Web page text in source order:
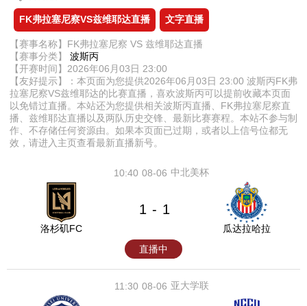
FK弗拉塞尼察VS兹维耶达直播 文字直播
【赛事名称】FK弗拉塞尼察 VS 兹维耶达直播
【赛事分类】 波斯丙
【开赛时间】2026年06月03日 23:00
【友好提示】：本页面为您提供2026年06月03日 23:00 波斯丙FK弗
拉塞尼察VS兹维耶达的比赛直播，喜欢波斯丙可以提前收藏本页面
以免错过直播。本站还为您提供相关波斯丙直播、FK弗拉塞尼察直
播、兹维耶达直播以及两队历史交锋、最新比赛赛程。本站不参与制
作、不存储任何资源由。如果本页面已过期，或者以上信号位都无
效，请进入主页查看最新直播新号。
08-06
10:40 中北美杯
洛杉矶FC
1 - 1
瓜达拉哈拉
直播中
08-06
11:30 亚大学联